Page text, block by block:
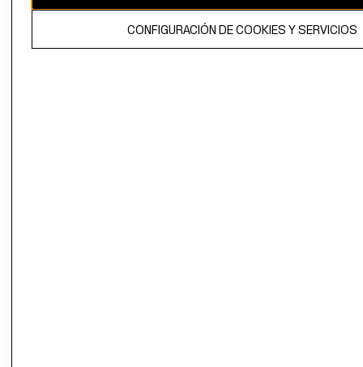
El contenido de esta página web está protegido por copyright y es
propiedad de H&M Hennes & Mauritz AB.CONFIGURACIÓN DE COOKIES Y SERVICIOS